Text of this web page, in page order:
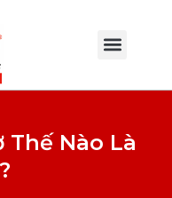
Thế Nào Là